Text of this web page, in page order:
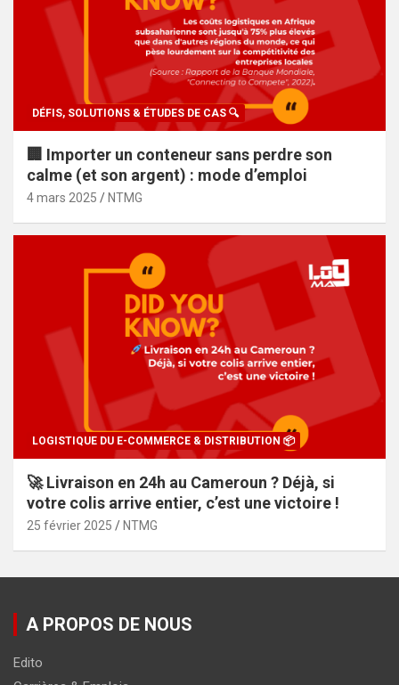
DÉFIS, SOLUTIONS & ÉTUDES DE CAS 🔍
🏢 Importer un conteneur sans perdre son
calme (et son argent) : mode d’emploi
4 mars 2025 NTMG
LOGISTIQUE DU E-COMMERCE & DISTRIBUTION 📦
🚀 Livraison en 24h au Cameroun ? Déjà, si
votre colis arrive entier, c’est une victoire !
25 février 2025 NTMG
A PROPOS DE NOUS
Edito